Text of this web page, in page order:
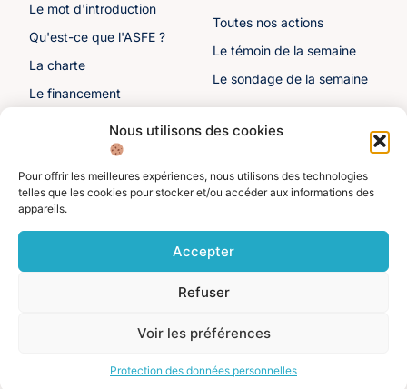
Nous utilisons des cookies
Pour offrir les meilleures expériences, nous utilisons des technologies
telles que les cookies pour stocker et/ou accéder aux informations des
appareils.
Accepter
Refuser
Voir les préférences
Protection des données personnelles
Le mot d'introduction
Qu'est-ce que l'ASFE ?
La charte
Le financement
Les sénateurs
Toutes nos actions
Le témoin de la semaine
Le sondage de la semaine
Autre liens
Toutes les ressources
Contactez-nous
Divers
personnelles
Mentions légales
©️ Alliance Solidaire des Français de l'Étranger. Tous droits réservés 2025.